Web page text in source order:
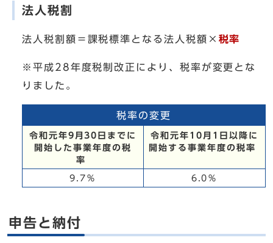
法人税割
法人税割額＝課税標準となる法人税額× 税率
※平成28年度税制改正により、税率が変更とな
りました。
税率の変更
令和元年9月30日までに
開始した事業年度の税
率
令和元年10月1日以降に
開始する事業年度の税率
9.7％ 6.0％
申告と納付